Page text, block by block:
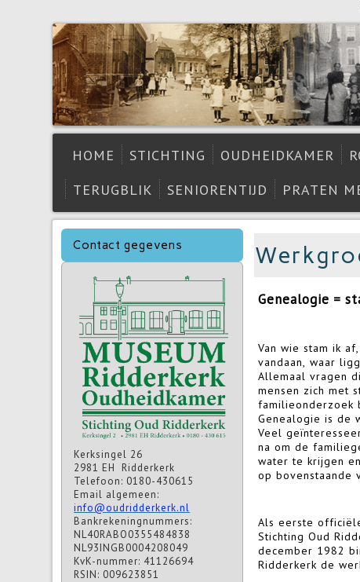
HOME STICHTING OUDHEIDKAMER
TERUGBLIK
SENIORENTIJD PRATEN
Contact gegevens
Kerksingel 26
2981 EH Ridderkerk
Telefoon: 0180-430615
Email algemeen:
info@oudridderkerk.nl
Bankrekeningnummers:
NL40RABO0355484838
NL93INGB0004208049
KvK-nummer: 41126694
RSIN: 009623851
Genealogie =
Van wie stam ik
vandaan, waar
Allemaal vragen
mensen zich met
familieonderzoek
Genealogie is de
Veel
na om de
water te krijgen
op bovenstaande
Als eerste
Stichting Oud
december 1982
Ridderkerk de